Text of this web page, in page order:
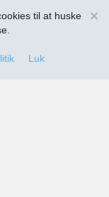
×
til at huske
Luk